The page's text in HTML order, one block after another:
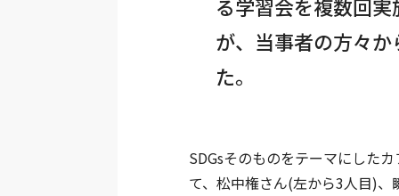
る学習会を複数回
が、当事者の方々
た。
SDGsそのものをテーマにした
て、松中権さん(左から3人目)